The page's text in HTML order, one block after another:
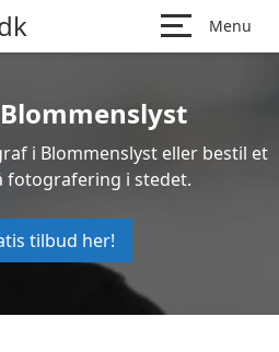
Menu
i Blommenslyst eller bestil et
fotografering i stedet.
tilbud her!